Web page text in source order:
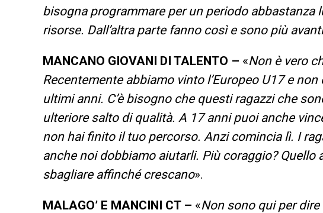
bisogna programmare per un periodo abbastanza
risorse. Dall’altra parte fanno così e sono più
MANCANO GIOVANI DI TALENTO – «Non è vero
Recentemente abbiamo vinto l’Europeo U17 e
ultimi anni. C’è bisogno che questi ragazzi che
ulteriore salto di qualità. A 17 anni puoi anche
non hai finito il tuo percorso. Anzi comincia lì. I
anche noi dobbiamo aiutarli. Più coraggio? Quello
sbagliare affinché crescano».
MALAGO’ E MANCINI CT – «Non sono qui per